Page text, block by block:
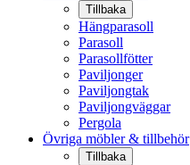
Tillbaka
Hängparasoll
Parasoll
Parasollfötter
Paviljonger
Paviljongtak
Paviljongväggar
Pergola
Övriga möbler & tillbehör
Tillbaka